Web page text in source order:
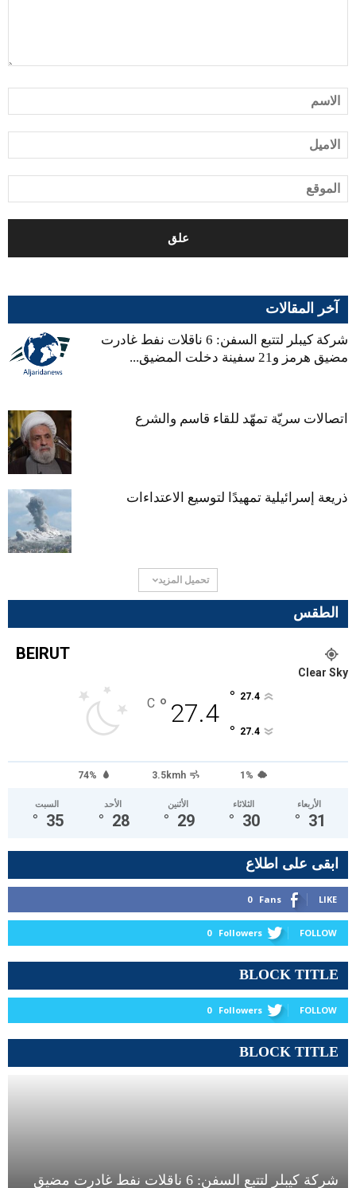
آخر المقالات
شركة كيبلر لتتبع السفن: 6 ناقلات نفط غادرت
مضيق هرمز و21 سفينة دخلت المضيق...
اتصالات سريّة تمهّد للقاء قاسم والشرع
ذريعة إسرائيلية تمهيدًا لتوسيع الاعتداءات
تحميل المزيد
الطقس
BEIRUT
Clear Sky
27.4
°
C 27.4
°
27.4
°
74% 3.5kmh 1%
السبت
35
°
الأحد
28
°
الأثنين
29
°
الثلاثاء
30
°
الأربعاء
31
°
ابقى على اطلاع
0 Fans LIKE
0 Followers FOLLOW
BLOCK TITLE
0 Followers FOLLOW
BLOCK TITLE
شركة كيبلر لتتبع السفن: 6 ناقلات نفط غادرت مضيق